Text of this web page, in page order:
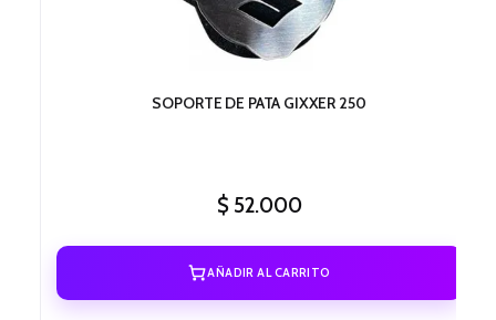
SOPORTE DE PATA GIXXER 250
$52.000
AÑADIR AL CARRITO